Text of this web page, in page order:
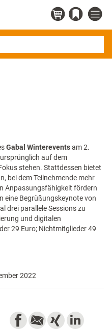
Gabal Wintereventsam 2.
auf dem
stehen. Stattdessen bietet
bei dem Teilnehmende mehr
Anpassungsfähigkeit fördern
eine Begrüßungskeynote von
drei parallele Sessions zu
und digitalen
29 Euro; Nichtmitglieder 49
2022